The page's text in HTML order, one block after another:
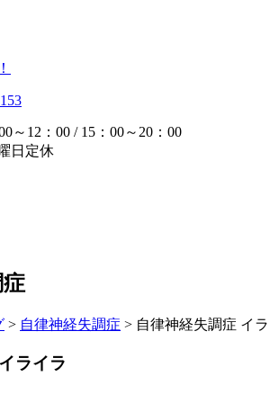
～12：00 / 15：00～20：00
日定休
> 自律神経失調症 > 自律神経失調症 イ
ライラ